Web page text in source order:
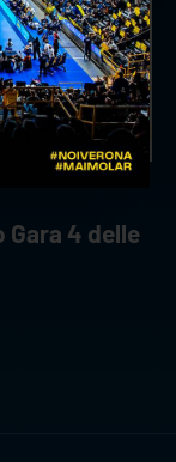
Gara 4 delle